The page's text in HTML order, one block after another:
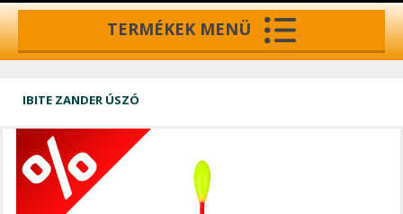
TERMÉKEK MENÜ
IBITE ZANDER ÚSZÓ